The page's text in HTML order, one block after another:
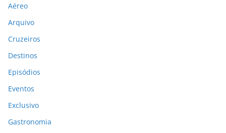
Aéreo
Arquivo
Cruzeiros
Destinos
Episódios
Eventos
Exclusivo
Gastronomia